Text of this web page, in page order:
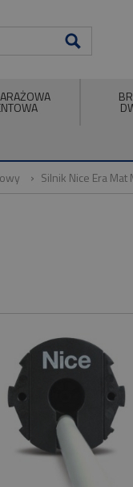
Silnik Nice Era Mat